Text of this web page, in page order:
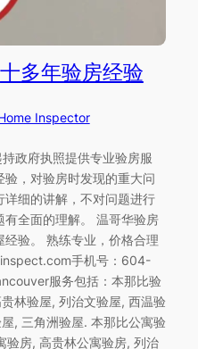
多年验房经验
Inspector
政府执照提供专业验房服
，对验房时发现的重大问
细的讲解，不对问题进行
全面的理解。 温哥华验房
验。 熟练专业，价格合理
手机号：604-
服务包括：本那比验
林验屋, 列治文验屋, 西温验
, 三角洲验屋. 本那比公寓验
验房, 高贵林公寓验房, 列治